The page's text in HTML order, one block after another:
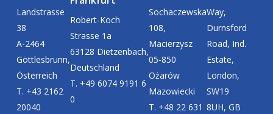
Landstrasse
38
A-2464
Göttlesbrunn,
Österreich
T. +43 2162
20040
Robert-Koch
Strasse 1a
63128 Dietzenbach,
Deutschland
T. +49 6074 9191 6
0
Sochaczewska
108,
Macierzysz
05-850
Ożarów
Mazowiecki
T. +48 22 631
Way,
Durnsford
Road, Ind.
Estate,
London,
SW19
8UH, GB